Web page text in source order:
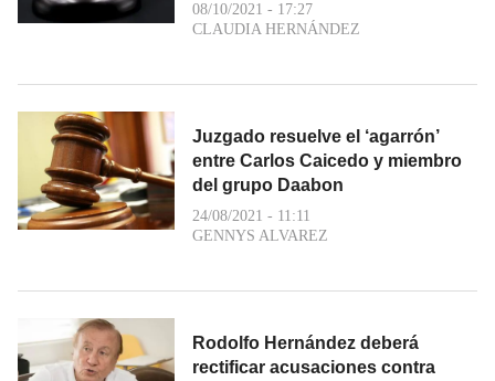
08/10/2021 - 17:27
CLAUDIA HERNÁNDEZ
Juzgado resuelve el ‘agarrón’
entre Carlos Caicedo y miembro
del grupo Daabon
24/08/2021 - 11:11
GENNYS ALVAREZ
Rodolfo Hernández deberá
rectificar acusaciones contra